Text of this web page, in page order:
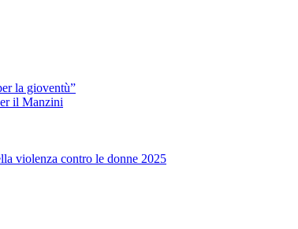
la gioventù”
il Manzini
violenza contro le donne 2025